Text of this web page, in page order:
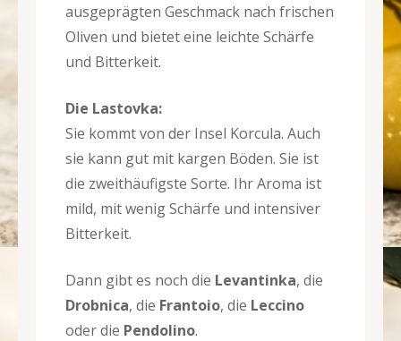
ausgeprägten Geschmack nach frischen
Oliven und bietet eine leichte Schärfe
und Bitterkeit.
Die Lastovka:
Sie kommt von der Insel Korcula. Auch
sie kann gut mit kargen Böden. Sie ist
die zweithäufigste Sorte. Ihr Aroma ist
mild, mit wenig Schärfe und intensiver
Bitterkeit.
Dann gibt es noch die Levantinka, die
Drobnica, die Frantoio, die Leccino
oder die Pendolino.